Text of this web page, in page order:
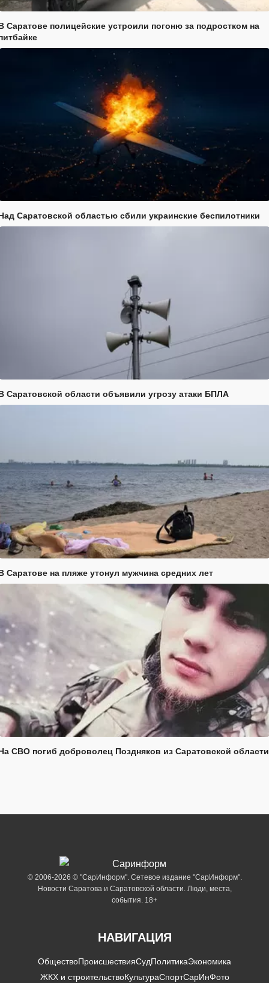
Саратове полицейские устроили погоню за подростком на
Саратовской областью сбили украинские беспилотники
Саратовской области объявили угрозу атаки БПЛА
Саратове на пляже утонул мужчина средних лет
СВО погиб доброволец Поздняков из Саратовской области
© 2006-2026 © "СарИнформ". Сетевое издание "СарИнформ".
Новости Саратова и Саратовской области. Люди, места,
события. 18+
НАВИГАЦИЯ
ОбществоПроисшествияСудПолитикаЭкономика
ЖКХ и строительствоКультураСпортСарИнФото